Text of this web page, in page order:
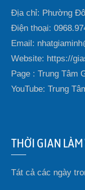
Địa chỉ: Phường
Điện thoại:
Email:
Website: https://
Page : Trung Tâm
YouTube: Trung
THỜI GIAN LÀM
Tát cả các ngày